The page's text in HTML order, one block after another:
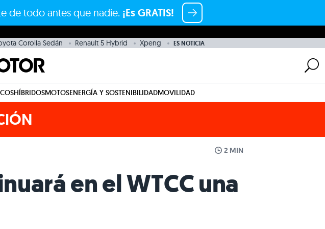
de todo antes que nadie. ¡Es GRATIS!
Corolla Sedán Renault 5 Hybrid Xpeng ES NOTICIA
HÍBRIDOSMOTOSENERGÍA Y SOSTENIBILIDADMOVILIDAD
2 MIN
en el WTCC una